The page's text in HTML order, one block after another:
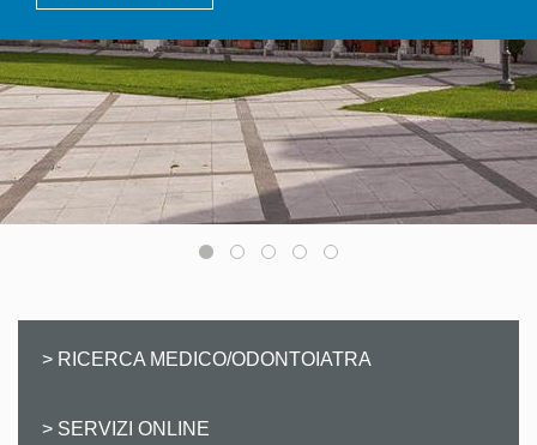
> RICERCA MEDICO/ODONTOIATRA
> SERVIZI ONLINE